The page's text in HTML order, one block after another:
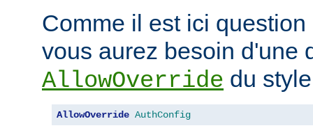
Comme il est ici
vous aurez besoin d'une
AllowOverride du
AllowOverride AuthConfig